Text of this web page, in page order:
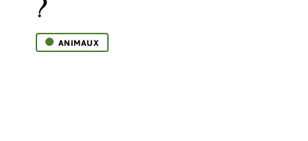
?
ANIMAUX